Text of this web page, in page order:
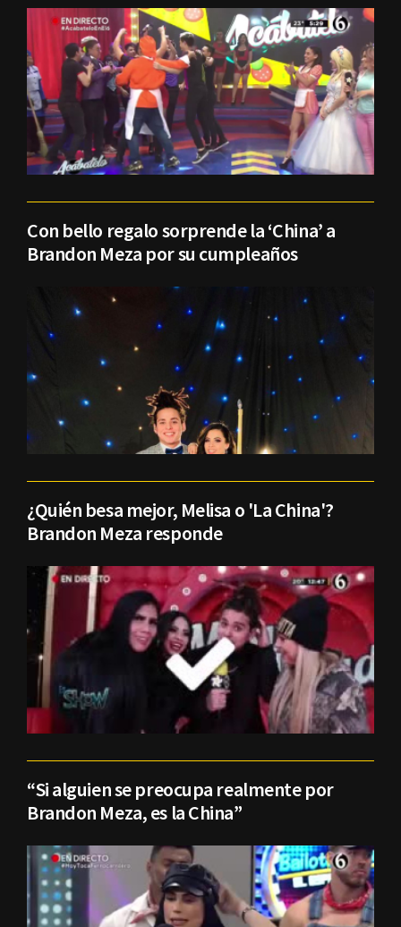
Con bello regalo sorprende la ‘China’ a
Brandon Meza por su cumpleaños
¿Quién besa mejor, Melisa o 'La China'?
Brandon Meza responde
“Si alguien se preocupa realmente por
Brandon Meza, es la China”